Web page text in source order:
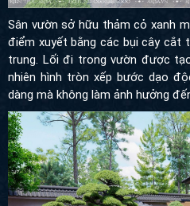
Sân vườn sở hữu thảm cỏ xanh
điểm xuyết bằng các bụi cây cắt
trung. Lối đi trong vườn được
nhiên hình tròn xếp bước dạo
dàng mà không làm ảnh hưởng